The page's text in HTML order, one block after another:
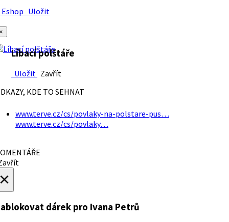
Uložit
Líbací polštáře
Uložit Zavřít
KDE TO SEHNAT
www.terve.cz/cs/povlaky-na-polstare-pus…
www.terve.cz/cs/povlaky…
dárek pro Ivana Petrů